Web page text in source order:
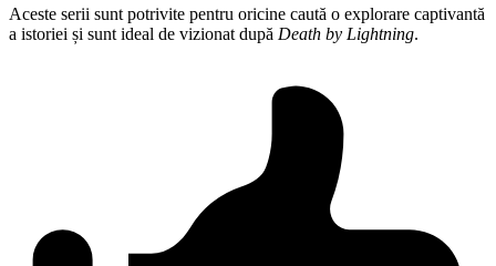
Aceste serii sunt potrivite pentru oricine caută o explorare captivantă
a istoriei și sunt ideal de vizionat după Death by Lightning.